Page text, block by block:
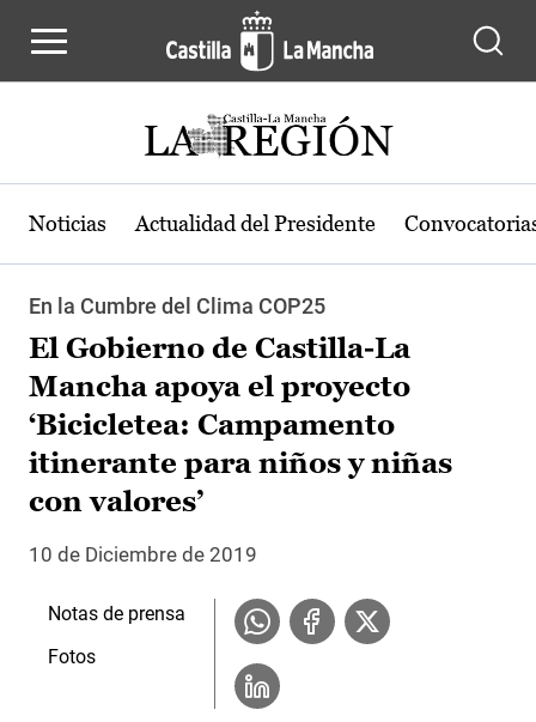
Noticias Actualidad del Presidente
En la Cumbre del Clima COP25
El Gobierno de Castilla-La
Mancha apoya el proyecto
‘Bicicletea: Campamento
itinerante para niños y niñas
con valores’
10 de Diciembre de 2019
Notas de prensa
Fotos